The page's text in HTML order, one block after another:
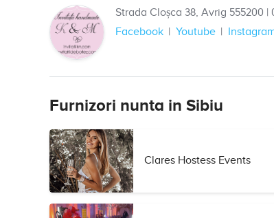
Strada Cloșca 38, Avrig 555200 |
Facebook Youtube
Furnizori nunta in Sibiu
Clares Hostess Events